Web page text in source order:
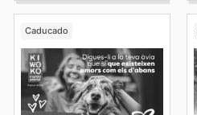
Caducado